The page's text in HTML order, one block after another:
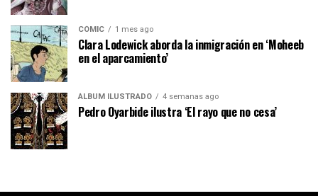
CÓMIC 1 mes ago
Clara Lodewick aborda la inmigración en ‘Moheeb
en el aparcamiento’
ÁLBUM ILUSTRADO 4 semanas ago
Pedro Oyarbide ilustra ‘El rayo que no cesa’